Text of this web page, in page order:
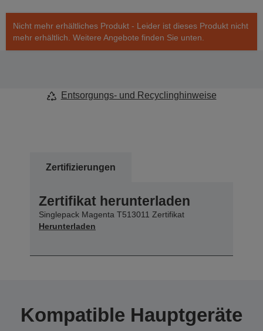
Nicht mehr erhältliches Produkt - Leider ist dieses Produkt nicht
mehr erhältlich. Weitere Angebote finden Sie unten.
Entsorgungs- und Recyclinghinweise
Zertifizierungen
Zertifikat herunterladen
Singlepack Magenta T513011 Zertifikat
Herunterladen
Kompatible Hauptgeräte